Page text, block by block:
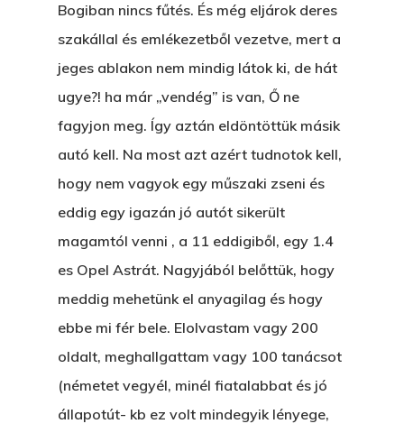
Bogiban nincs fűtés. És még eljárok deres
szakállal és emlékezetből vezetve, mert a
jeges ablakon nem mindig látok ki, de hát
ugye?! ha már „vendég” is van, Ő ne
fagyjon meg. Így aztán eldöntöttük másik
autó kell. Na most azt azért tudnotok kell,
hogy nem vagyok egy műszaki zseni és
eddig egy igazán jó autót sikerült
magamtól venni , a 11 eddigiből, egy 1.4
es Opel Astrát. Nagyjából belőttük, hogy
meddig mehetünk el anyagilag és hogy
ebbe mi fér bele. Elolvastam vagy 200
oldalt, meghallgattam vagy 100 tanácsot
(németet vegyél, minél fiatalabbat és jó
állapotút- kb ez volt mindegyik lényege,